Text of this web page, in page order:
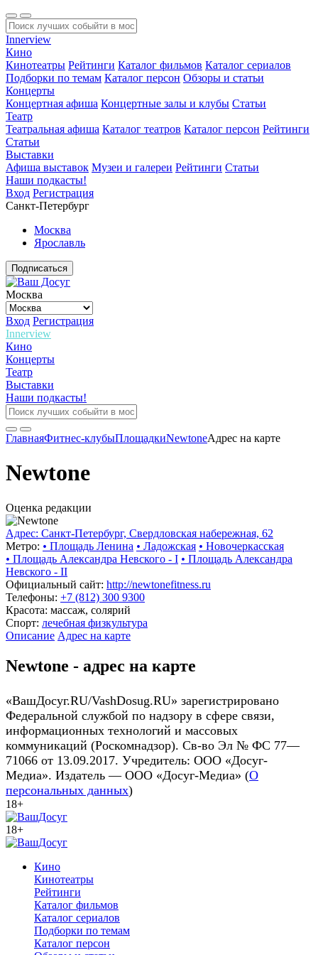
Innerview
Кино
Кинотеатры Рейтинги Каталог фильмов Каталог сериалов
Подборки по темам Каталог персон Обзоры и статьи
Концерты
Концертная афиша Концертные залы и клубы Статьи
Театр
Театральная афиша Каталог театров Каталог персон Рейтинги
Статьи
Выставки
Афиша выставок Музеи и галереи Рейтинги Статьи
Наши подкасты!
Вход Регистрация
Санкт-Петербург
Москва
Ярославль
Подписаться
Москва
Вход Регистрация
Innerview
Кино
Концерты
Театр
Выставки
Наши подкасты!
ГлавнаяФитнес-клубыПлощадкиNewtoneАдрес на карте
Newtone
Оценка редакции
Адрес: Санкт-Петербург, Свердловская набережная, 62
Метро: • Площадь Ленина • Ладожская • Новочеркасская
• Площадь Александра Невского - I • Площадь Александра
Невского - II
Официальный сайт: http://newtonefitness.ru
Телефоны: +7 (812) 300 9300
Красота: массаж, солярий
Спорт: лечебная физкультура
Описание Адрес на карте
Newtone - адрес на карте
«ВашДосуг.RU/VashDosug.RU» зарегистрировано
Федеральной службой по надзору в сфере связи,
информационных технологий и массовых
коммуникаций (Роскомнадзор). Св-во Эл № ФС 77—
71066 от 13.09.2017. Учредитель: ООО «Досуг-
Медиа». Издатель — ООО «Досуг-Медиа» (О
персональных данных)
18+
18+
Кино
Кинотеатры
Рейтинги
Каталог фильмов
Каталог сериалов
Подборки по темам
Каталог персон